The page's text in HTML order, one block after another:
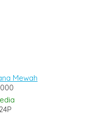
Mewah